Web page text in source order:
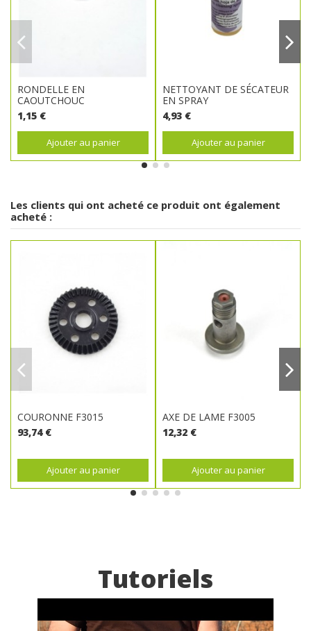
RONDELLE EN
CAOUTCHOUC
1,15 €
Ajouter au panier
NETTOYANT DE SÉCATEUR
EN SPRAY
4,93 €
Ajouter au panier
Les clients qui ont acheté ce produit ont également
acheté :
COURONNE F3015
93,74 €
Ajouter au panier
AXE DE LAME F3005
12,32 €
Ajouter au panier
Tutoriels